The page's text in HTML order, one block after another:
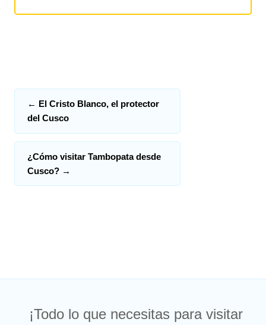
← El Cristo Blanco, el protector
del Cusco
¿Cómo visitar Tambopata desde
Cusco? →
¡Todo lo que necesitas para visitar